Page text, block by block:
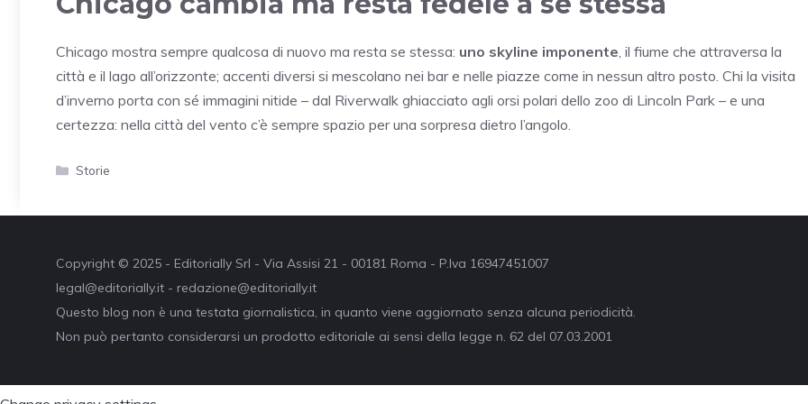
Chicago mostra sempre qualcosa di nuovo ma resta se stessa: uno skyline imponente , il fiume che attraversa la
città e il lago all’orizzonte; accenti diversi si mescolano nei bar e nelle piazze come in nessun altro posto. Chi la visita
d’inverno porta con sé immagini nitide – dal Riverwalk ghiacciato agli orsi polari dello zoo di Lincoln Park – e una
certezza: nella città del vento c’è sempre spazio per una sorpresa dietro l’angolo.
Categorie
Storie
Copyright © 2025 - Editorially Srl - Via Assisi 21 - 00181 Roma - P.Iva 16947451007
legal@editorially.it - redazione@editorially.it
Questo blog non è una testata giornalistica, in quanto viene aggiornato senza alcuna periodicità.
Non può pertanto considerarsi un prodotto editoriale ai sensi della legge n. 62 del 07.03.2001